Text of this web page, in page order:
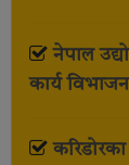
नेपाल
कार्य विभाजन